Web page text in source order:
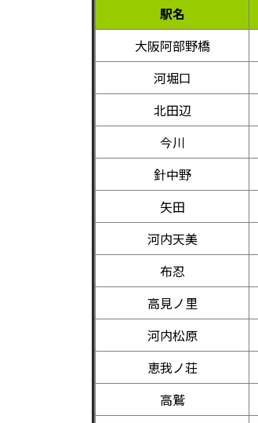
駅名
大阪阿部野橋
河堀口
北田辺
今川
針中野
矢田
河内天美
布忍
高見ノ里
河内松原
恵我ノ荘
高鷲